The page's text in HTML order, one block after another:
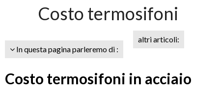
Costo termosifoni
In questa pagina parleremo di :
altri articoli:
Costo termosifoni in acciaio